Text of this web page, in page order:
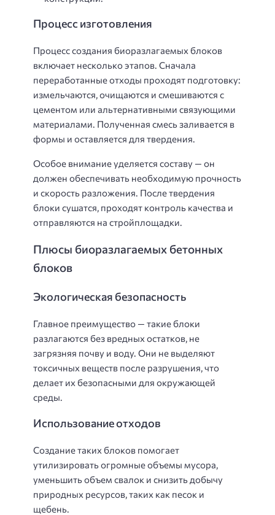
Процесс изготовления
Процесс создания биоразлагаемых блоков
включает несколько этапов. Сначала
переработанные отходы проходят подготовку:
измельчаются, очищаются и смешиваются с
цементом или альтернативными связующими
материалами. Полученная смесь заливается в
формы и оставляется для твердения.
Особое внимание уделяется составу — он
должен обеспечивать необходимую прочность
и скорость разложения. После твердения
блоки сушатся, проходят контроль качества и
отправляются на стройплощадки.
Плюсы биоразлагаемых бетонных
блоков
Экологическая безопасность
Главное преимущество — такие блоки
разлагаются без вредных остатков, не
загрязняя почву и воду. Они не выделяют
токсичных веществ после разрушения, что
делает их безопасными для окружающей
среды.
Использование отходов
Создание таких блоков помогает
утилизировать огромные объемы мусора,
уменьшить объем свалок и снизить добычу
природных ресурсов, таких как песок и
щебень.